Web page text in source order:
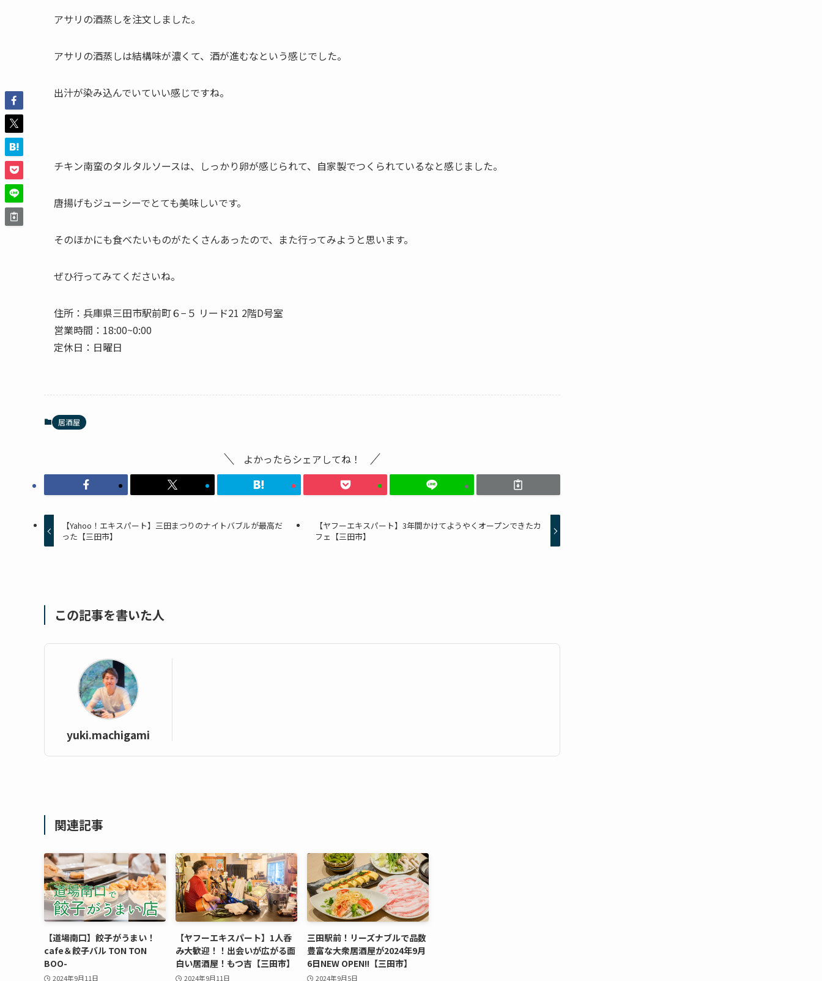
アサリの酒蒸しを注文しました。
アサリの酒蒸しは結構味が濃くて、酒が進むなという感じでした。
出汁が染み込んでいていい感じですね。
チキン南蛮のタルタルソースは、しっかり卵が感じられて、自家製でつくられているなと感じました。
唐揚げもジューシーでとても美味しいです。
そのほかにも食べたいものがたくさんあったので、また行ってみようと思います。
ぜひ行ってみてくださいね。
住所：兵庫県三田市駅前町６−５ リード21 2階D号室
営業時間：18:00~0:00
定休日：日曜日
居酒屋
よかったらシェアしてね！
【Yahoo！エキスパート】三田まつりのナイトバブルが最高だ
った【三田市】
【ヤフーエキスパート】3年間かけてようやくオープンできたカ
フェ【三田市】
この記事を書いた人
yuki.machigami
関連記事
【道場南口】餃子がうまい！
cafe＆餃子バル TON TON
BOO-
2024年9月11日
【ヤフーエキスパート】1人呑
み大歓迎！！出会いが広がる面
白い居酒屋！もつ吉【三田市】
2024年9月11日
三田駅前！リーズナブルで品数
豊富な大衆居酒屋が2024年9月
6日NEW OPEN!!【三田市】
2024年9月5日